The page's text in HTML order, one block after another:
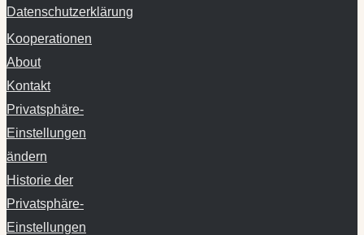
Datenschutzerklärung
Kooperationen
About
Kontakt
Privatsphäre-
Einstellungen
ändern
Historie der
Privatsphäre-
Einstellungen